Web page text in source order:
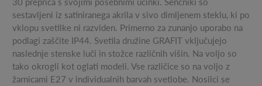
sestavljeni iz satiniranega akrila v sivo dimljenem steklu, ki po
vklopu svetilke ni razviden. Primerno za zunanjo uporabo na
podlagi zaščite IP44. Svetila družine GRAFIT vključujejo
naslednje stenske luči in stožce različnih višin. Na voljo so
tako okrogli kot oglati modeli. Vse različice so na voljo z
žarnicami E27 v individualnih barvah svetlobe. Nosilci se